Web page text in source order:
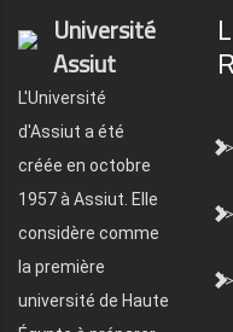
Université
Assiut
L'Université
d'Assiut a été
créée en octobre
1957 à Assiut. Elle
considère comme
la première
université de Haute
">
">
">